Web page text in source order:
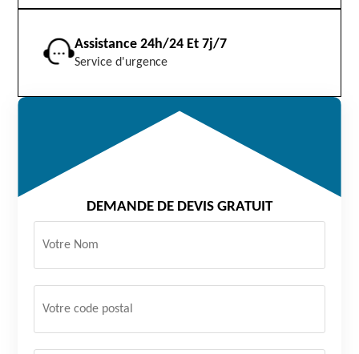
Assistance 24h/24 Et 7j/7
Service d'urgence
DEMANDE DE DEVIS GRATUIT